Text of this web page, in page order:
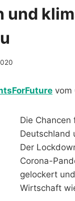
und
vom
Die
Deutschland
Der
Corona-
gelockert
Wirtschaft